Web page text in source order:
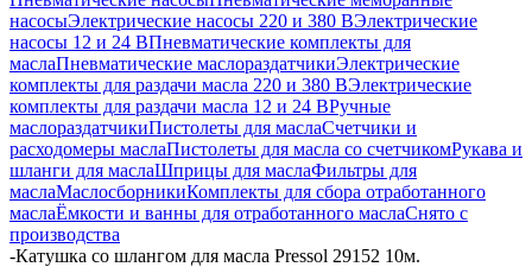
насосыЭлектрические насосы 220 и 380 ВЭлектрические
насосы 12 и 24 ВПневматические комплекты для
маслаПневматические маслораздатчикиЭлектрические
комплекты для раздачи масла 220 и 380 ВЭлектрические
комплекты для раздачи масла 12 и 24 ВРучные
маслораздатчикиПистолеты для маслаСчетчики и
расходомеры маслаПистолеты для масла со счетчикомРукава и
шланги для маслаШприцы для маслаФильтры для
маслаМаслосборникиКомплекты для сбора отработанного
маслаЁмкости и ванны для отработанного маслаСнято с
производства
-Катушка со шлангом для масла Pressol 29152 10м.